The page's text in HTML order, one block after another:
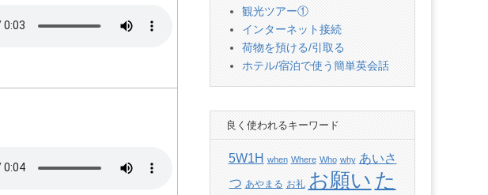
観光ツアー①
インターネット接続
荷物を預ける/引取る
ホテル/宿泊で使う簡単英会話
良く使われるキーワード
5W1H when Where Who why あいさ
つ あやまる お礼 お願い た